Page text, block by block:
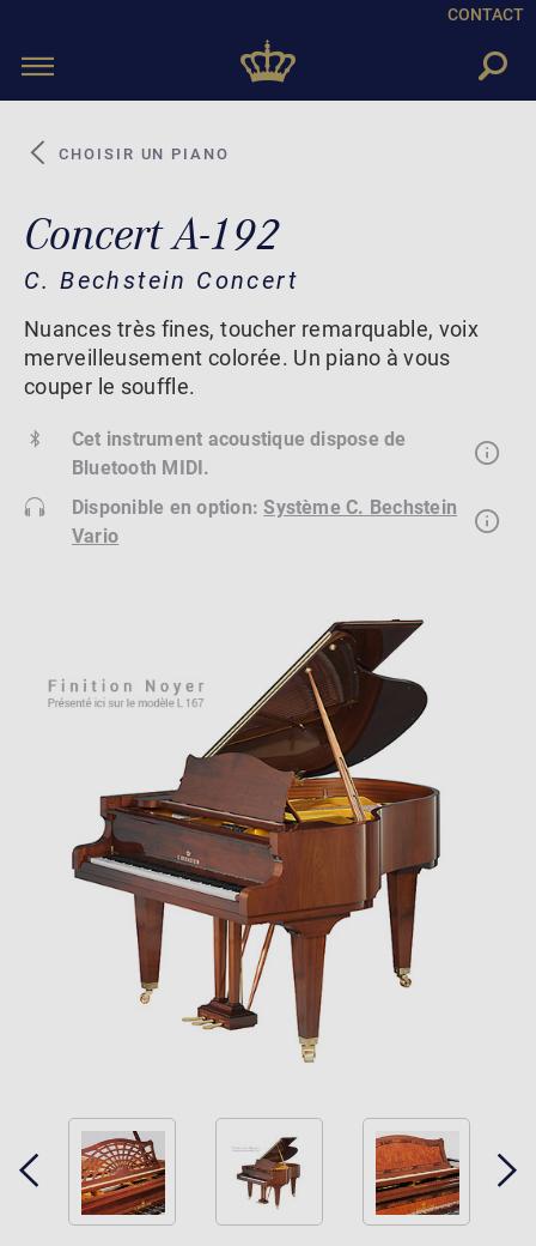
CONTACT
Toggle
CHOISIR UN PIANO
Concert A-192
C. Bechstein Concert
Nuances très fines, toucher remarquable, voix
merveilleusement colorée. Un piano à vous
couper le souffle.
Cet instrument acoustique dispose de
Bluetooth MIDI.
Disponible en option:Système C. Bechstein
Vario